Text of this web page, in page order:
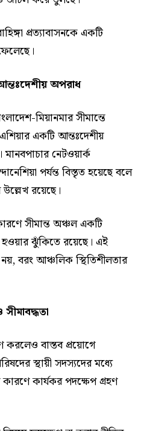
প্রত্যাবাসনকে একটি
অপরাধ
মিয়ানমার সীমান্তে
একটি আন্তঃদেশীয়
মানবপাচার নেটওয়ার্ক
পর্যন্ত বিস্তৃত হয়েছে বলে
উল্লেখ রয়েছে।
সীমান্ত অঞ্চল একটি
ঝুঁকিতে রয়েছে। এই
নয়, বরং আঞ্চলিক স্থিতিশীলতার
করলেও বাস্তব প্রয়োগে
স্থায়ী সদস্যদের মধ্যে
কার্যকর পদক্ষেপ গ্রহণ